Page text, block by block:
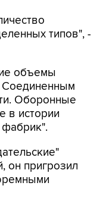
типов", -
объемы
Соединенным
Оборонные
в истории
фабрик".
он пригрозил